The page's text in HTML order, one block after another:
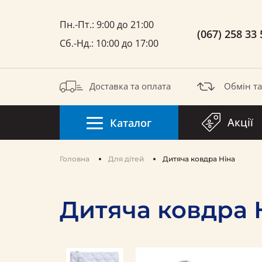
Пн.-Пт.: 9:00 до 21:00
Сб.-Нд.: 10:00 до 17:00
(067) 258 33
Доставка та оплата Обмін
Каталог Акції
Головна Для дітей Дитяча ковдра Ніна
Дитяча ковдра